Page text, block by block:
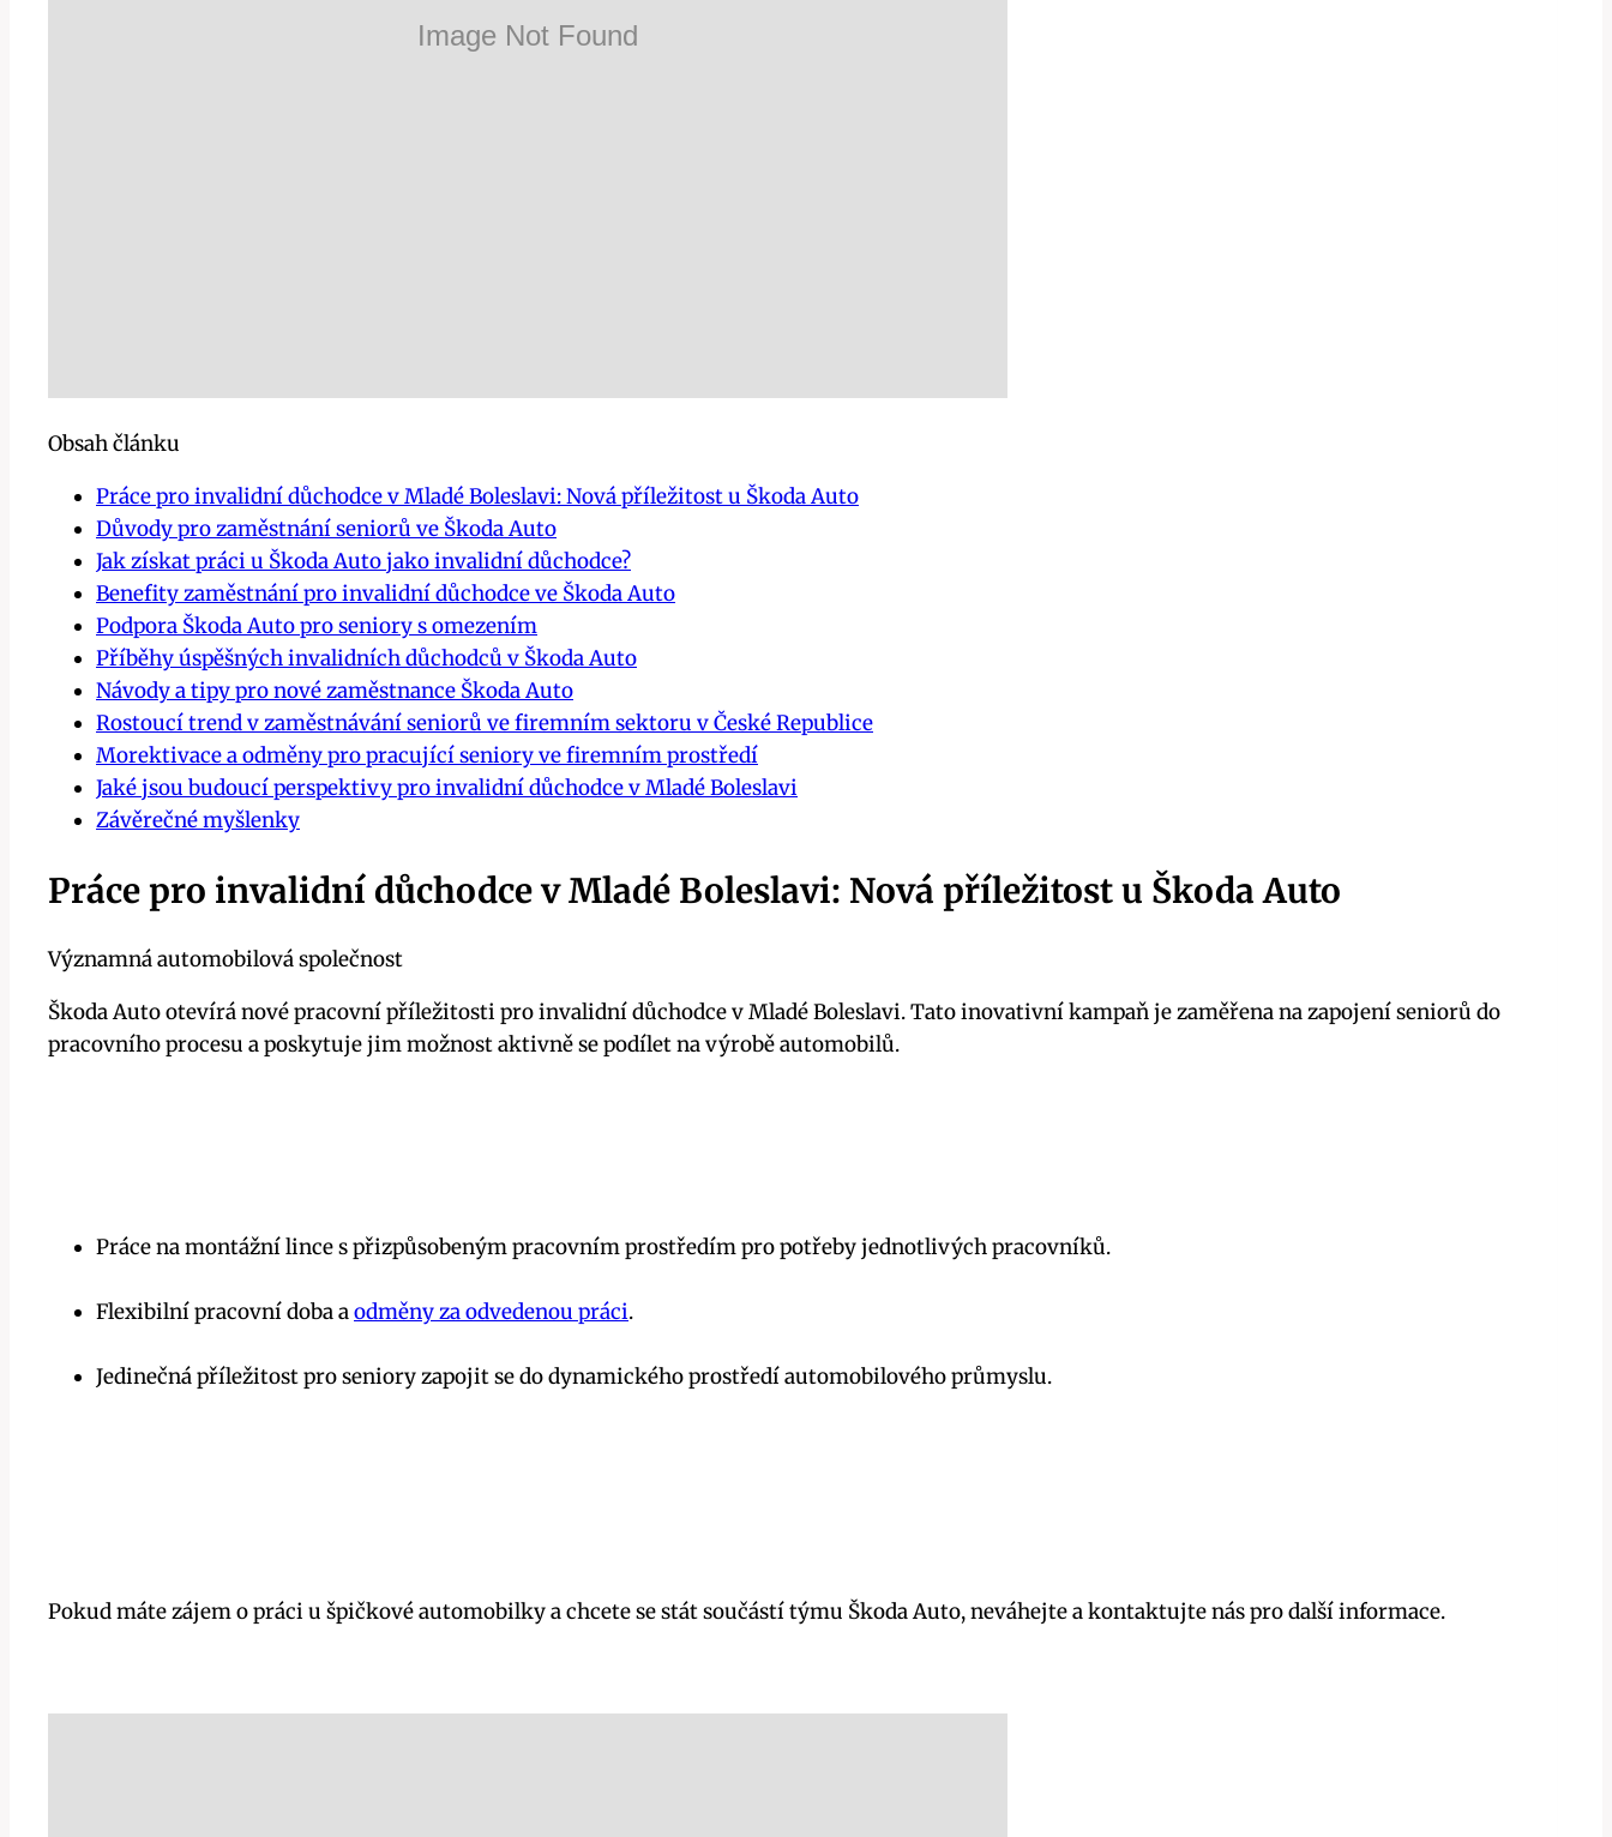
Obsah článku
Práce pro invalidní důchodce v Mladé Boleslavi: Nová příležitost u Škoda Auto
Důvody pro zaměstnání seniorů ve Škoda Auto
Jak získat práci u Škoda Auto jako invalidní důchodce?
Benefity zaměstnání pro invalidní důchodce ve Škoda Auto
Podpora Škoda Auto pro seniory s omezením
Příběhy úspěšných invalidních důchodců v Škoda Auto
Návody a tipy pro nové zaměstnance Škoda Auto
Rostoucí trend v zaměstnávání seniorů ve firemním sektoru v České Republice
Morektivace a odměny pro pracující seniory ve firemním prostředí
Jaké jsou budoucí perspektivy pro invalidní důchodce v Mladé Boleslavi
Závěrečné myšlenky
Práce pro invalidní důchodce v Mladé Boleslavi: Nová příležitost u Škoda Auto
Významná automobilová společnost
Škoda Auto otevírá nové pracovní příležitosti pro invalidní důchodce v Mladé Boleslavi. Tato inovativní kampaň je zaměřena na zapojení seniorů do
pracovního procesu a poskytuje jim možnost aktivně se podílet na výrobě automobilů.
Práce na montážní lince s přizpůsobeným pracovním prostředím pro potřeby jednotlivých pracovníků.
Flexibilní pracovní doba aodměny za odvedenou práci.
Jedinečná příležitost pro seniory zapojit se do dynamického prostředí automobilového průmyslu.
Pokud máte zájem o práci u špičkové automobilky a chcete se stát součástí týmu Škoda Auto, neváhejte a kontaktujte nás pro další informace.